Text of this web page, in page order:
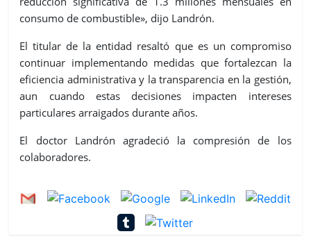
consumo de combustible», dijo Landrón.
El titular de la entidad resaltó que es un compromiso
continuar implementando medidas que fortalezcan la
eficiencia administrativa y la transparencia en la gestión,
aun cuando estas decisiones impacten intereses
particulares arraigados durante años.
El doctor Landrón agradeció la compresión de los
colaboradores.